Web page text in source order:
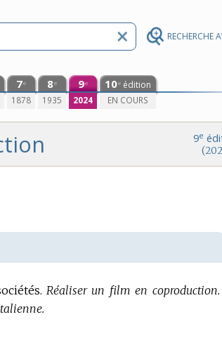
RECHERCHE
7e
1878
8e
1935
9e
2024
10e édition
EN COURS
9e
Réaliser un film en coproduction.